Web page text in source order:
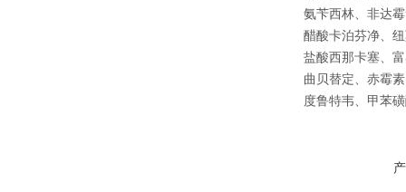
氨苄西林、非达
醋酸卡泊芬净、
盐酸西那卡塞、
曲贝替定、赤霉
度鲁特韦、甲苯